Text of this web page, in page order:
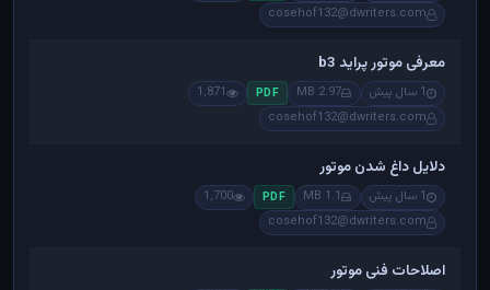
cosehof132@dwriters.com
معرفی موتور پراید b3
1 سال پیش 2.97 MB
PDF
1,871
cosehof132@dwriters.com
دلایل داغ شدن موتور
1 سال پیش 1.1 MB
PDF
1,700
cosehof132@dwriters.com
اصلاحات فنی موتور